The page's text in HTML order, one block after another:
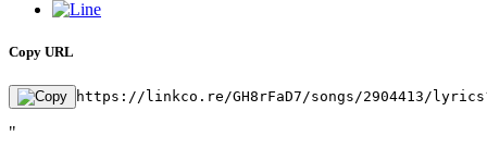
Copy URL
https://linkco.re/GH8rFaD7/songs/2904413/
"